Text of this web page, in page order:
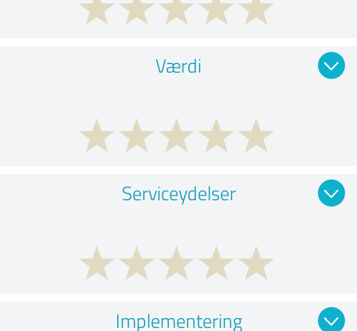
Værdi
Serviceydelser
Implementering